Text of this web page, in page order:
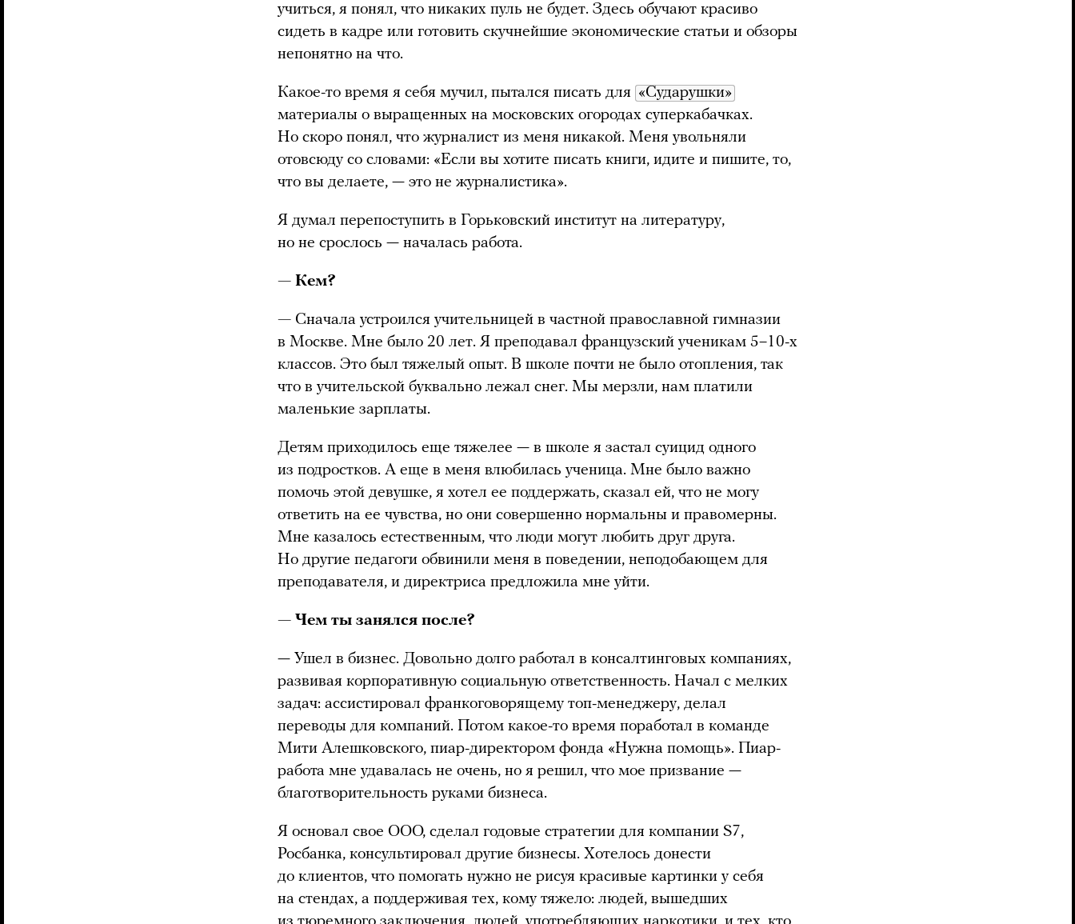
учиться, я понял, что никаких пуль не будет. Здесь обучают красиво
сидеть в кадре или готовить скучнейшие экономические статьи и обзоры
непонятно на что.
Какое-то время я себя мучил, пытался писать для «Сударушки»
материалы о выращенных на московских огородах суперкабачках.
Но скоро понял, что журналист из меня никакой. Меня увольняли
отовсюду со словами: «Если вы хотите писать книги, идите и пишите, то,
что вы делаете, — это не журналистика».
Я думал перепоступить в Горьковский институт на литературу,
но не срослось — началась работа.
— Кем?
— Сначала устроился учительницей в частной православной гимназии
в Москве. Мне было 20 лет. Я преподавал французский ученикам 5–10-х
классов. Это был тяжелый опыт. В школе почти не было отопления, так
что в учительской буквально лежал снег. Мы мерзли, нам платили
маленькие зарплаты.
Детям приходилось еще тяжелее — в школе я застал суицид одного
из подростков. А еще в меня влюбилась ученица. Мне было важно
помочь этой девушке, я хотел ее поддержать, сказал ей, что не могу
ответить на ее чувства, но они совершенно нормальны и правомерны.
Мне казалось естественным, что люди могут любить друг друга.
Но другие педагоги обвинили меня в поведении, неподобающем для
преподавателя, и директриса предложила мне уйти.
— Чем ты занялся после?
— Ушел в бизнес. Довольно долго работал в консалтинговых компаниях,
развивая корпоративную социальную ответственность. Начал с мелких
задач: ассистировал франкоговорящему топ-менеджеру, делал
переводы для компаний. Потом какое-то время поработал в команде
Мити Алешковского, пиар-директором фонда «Нужна помощь». Пиар-
работа мне удавалась не очень, но я решил, что мое призвание —
благотворительность руками бизнеса.
Я основал свое ООО, сделал годовые стратегии для компании S7,
Росбанка, консультировал другие бизнесы. Хотелось донести
до клиентов, что помогать нужно не рисуя красивые картинки у себя
на стендах, а поддерживая тех, кому тяжело: людей, вышедших